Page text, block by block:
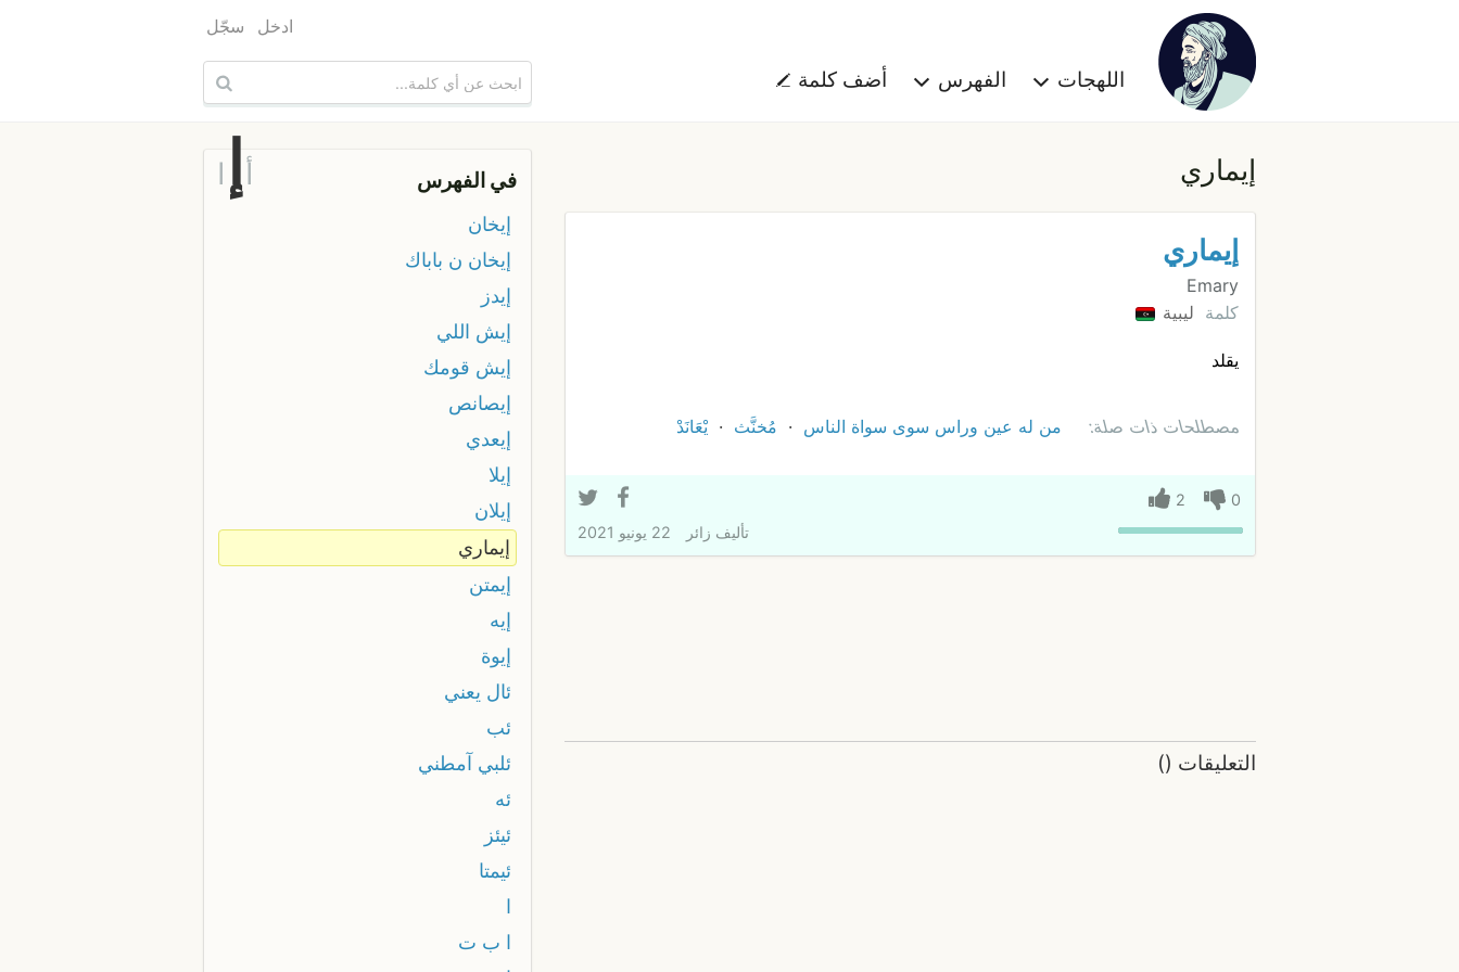
اللهجات الفهرس أضف كلمة
ادخل سجّل
إيماري
إيماري
Emary
كلمة ليبية
يقلد
مصطلحات ذات صلة: من له عين وراس سوى سواة الناس مُخنَّث يْعَانَدْ
0
2
تأليف زائر 22 يونيو 2021
التعليقات (
)
في الفهرس أإ ا
إيخان
إيخان ن باباك
إيدز
إيش اللي
إيش قومك
إيصانص
إيعدي
إيلا
إيلان
إيماري
إيمتن
إيه
إيوة
ئال يعني
ئب
ئلبي آمطني
ئه
ئيئز
ئيمتا
ا
ا ب ت